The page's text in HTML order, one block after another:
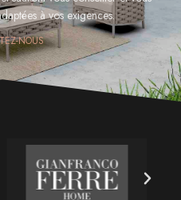
à vos exigences.
NOUS